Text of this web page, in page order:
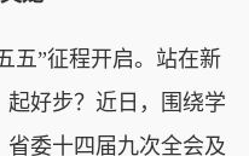
”征程开启。站在新
好步？近日，围绕学
委十四届九次全会及